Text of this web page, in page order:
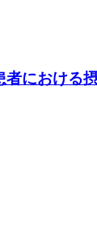
における